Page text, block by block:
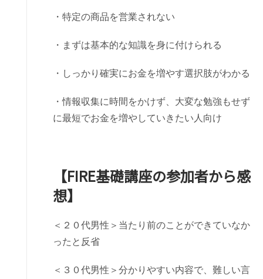
・特定の商品を営業されない
・まずは基本的な知識を身に付けられる
・しっかり確実にお金を増やす選択肢がわかる
・情報収集に時間をかけず、大変な勉強もせず
に最短でお金を増やしていきたい人向け
【FIRE基礎講座の参加者から感
想】
＜２０代男性＞当たり前のことができていなか
ったと反省
＜３０代男性＞分かりやすい内容で、難しい言